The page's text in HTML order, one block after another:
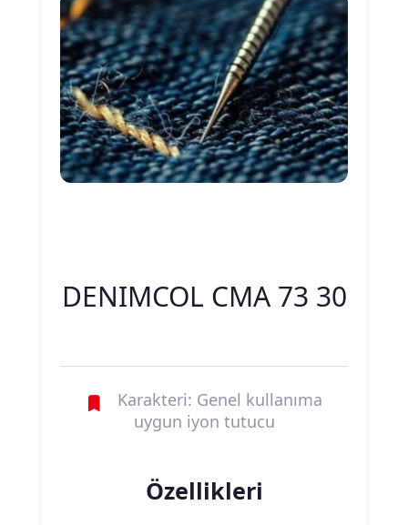
DENIMCOL CMA 73 30
Karakteri: Genel kullanıma
uygun iyon tutucu
Özellikleri